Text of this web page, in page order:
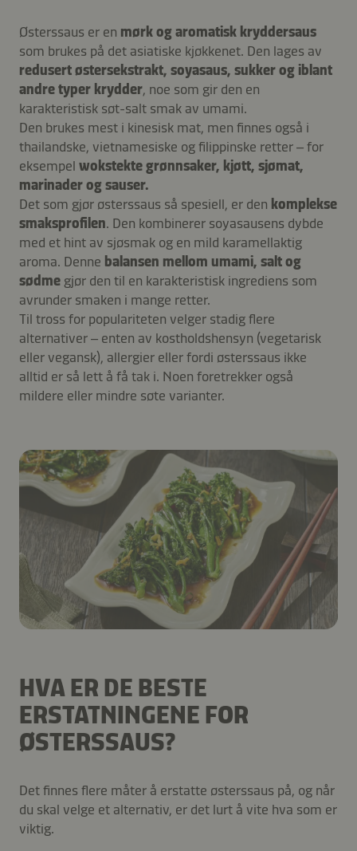
Østerssaus er en mørk og aromatisk kryddersaus
som brukes på det asiatiske kjøkkenet. Den lages av
redusert østersekstrakt, soyasaus, sukker og iblant
andre typer krydder, noe som gir den en
karakteristisk søt-salt smak av umami.
Den brukes mest i kinesisk mat, men finnes også i
thailandske, vietnamesiske og filippinske retter – for
eksempel wokstekte grønnsaker, kjøtt, sjømat,
marinader og sauser.
Det som gjør østerssaus så spesiell, er den komplekse
smaksprofilen. Den kombinerer soyasausens dybde
med et hint av sjøsmak og en mild karamellaktig
aroma. Denne balansen mellom umami, salt og
sødme gjør den til en karakteristisk ingrediens som
avrunder smaken i mange retter.
Til tross for populariteten velger stadig flere
alternativer – enten av kostholdshensyn (vegetarisk
eller vegansk), allergier eller fordi østerssaus ikke
alltid er så lett å få tak i. Noen foretrekker også
mildere eller mindre søte varianter.
HVA ER DE BESTE
ERSTATNINGENE FOR
ØSTERSSAUS?
Det finnes flere måter å erstatte østerssaus på, og når
du skal velge et alternativ, er det lurt å vite hva som er
viktig.